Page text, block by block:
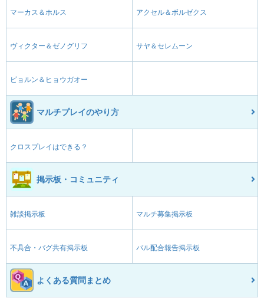
マーカス＆ホルス アクセル＆ボルゼクス
ヴィクター＆ゼノグリフ サヤ＆セレムーン
ビョルン＆ヒョウガオー
マルチプレイのやり方
クロスプレイはできる？
掲示板・コミュニティ
雑談掲示板 マルチ募集掲示板
不具合・バグ共有掲示板 パル配合報告掲示板
よくある質問まとめ